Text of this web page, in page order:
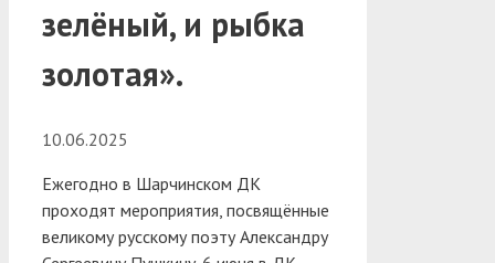
зелёный, и рыбка
золотая».
10.06.2025
Ежегодно в Шарчинском ДК
проходят мероприятия, посвящённые
великому русскому поэту Александру